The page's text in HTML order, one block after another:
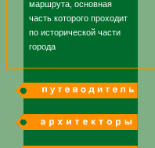
маршрута, основная
часть которого проходит
по исторической части
города